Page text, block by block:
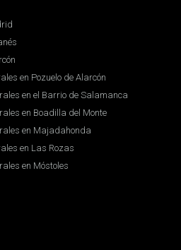
en Pozuelo de Alarcón
en el Barrio de Salamanca
en Boadilla del Monte
en Majadahonda
en Las Rozas
en Móstoles